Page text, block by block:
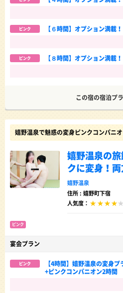
ピンク
【６時間】オプション満
ピンク
【８時間】オプション満
この宿の宿泊プ
嬉野温泉で魅惑の変身ピンクコンパニ
嬉野温泉の
クに変身！
嬉野温泉
住所 : 嬉野町下宿
人気度：
ピンク
宴会プラン
ピンク
【4時間】嬉野温泉の変身
+ピンクコンパニオン2時間